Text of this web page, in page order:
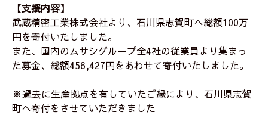
【支援内容】
武蔵精密工業株式会社より、石川県志賀町へ総額100万
円を寄付いたしました。
また、国内のムサシグループ全4社の従業員より集まっ
た募金、総額456,427円をあわせて寄付いたしました。
※過去に生産拠点を有していたご縁により、石川県志賀
町へ寄付をさせていただきました